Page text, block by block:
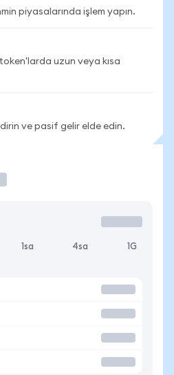
piyasalarında işlem yapın.
uzun veya kısa
ve pasif gelir elde edin.
1sa 4sa 1G